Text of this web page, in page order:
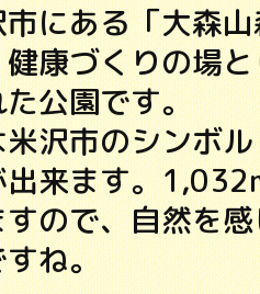
にある「大森
康づくりの場
公園です。
沢市のシンボ
来ます。
ので、自然を
ね。